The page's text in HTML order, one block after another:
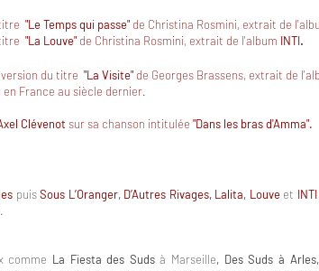
"Le Temps qui passe" de Christina Rosmini, extrait de
"La Louve" de Christina Rosmini, extrait de l'album INTI.
du titre "La Visite" de Georges Brassens, extrait de
France au siècle dernier.
Clévenot sur sa chanson intitulée "Dans les bras d'Amma".
puisSous L’Oranger, D’Autres Rivages, Lalita, Louve et INTI
comme La Fiesta des Sudsà Marseille, Des Suds à Arles,